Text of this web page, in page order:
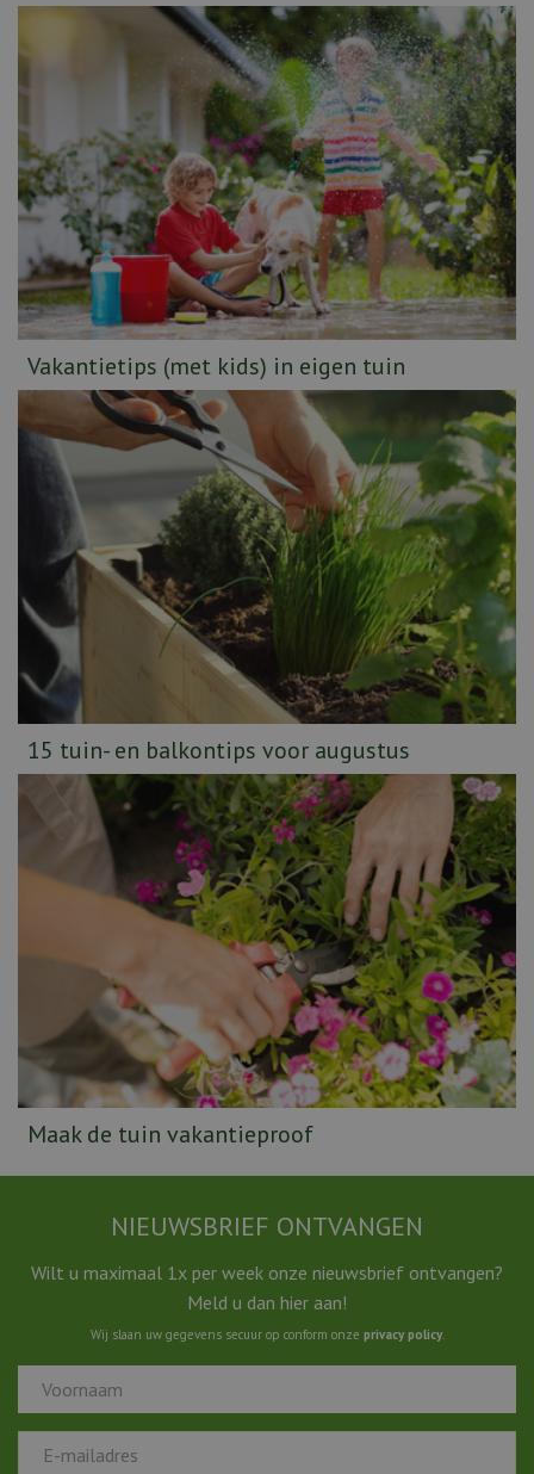
Vakantietips (met kids) in eigen tuin
15 tuin- en balkontips voor augustus
Maak de tuin vakantieproof
NIEUWSBRIEF ONTVANGEN
Wilt u maximaal 1x per week onze nieuwsbrief ontvangen?
Meld u dan hier aan!
Wij slaan uw gegevens secuur op conform onze privacy policy.